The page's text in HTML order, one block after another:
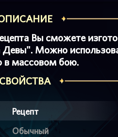
Вы сможете
Девы". Можно
в массовом бою.
СВОЙСТВА
Рецепт
Обычный